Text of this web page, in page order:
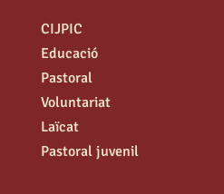
CIJPIC
Educació
Pastoral
Voluntariat
Laïcat
Pastoral juvenil